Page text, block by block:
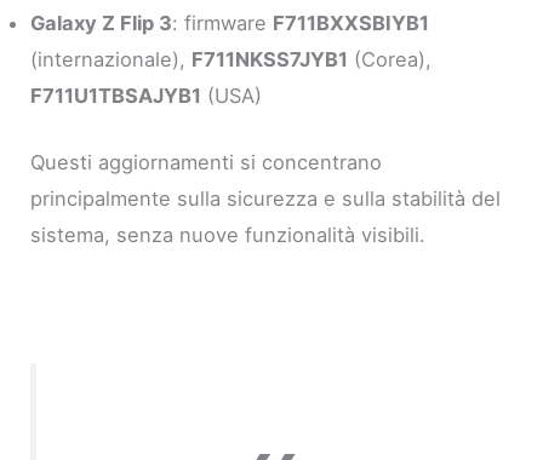
Galaxy Z Flip 3: firmware F711BXXSBIYB1
(internazionale), F711NKSS7JYB1 (Corea),
F711U1TBSAJYB1 (USA)
Questi aggiornamenti si concentrano
principalmente sulla sicurezza e sulla stabilità del
sistema, senza nuove funzionalità visibili.